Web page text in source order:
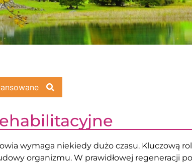
wymaga niekiedy dużo czasu. Kluczową
organizmu. W prawidłowej regeneracji